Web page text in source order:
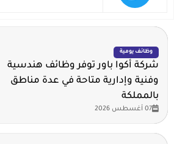
وظائف يومية
شركة أكوا باور توفر وظائف هندسية
وفنية وإدارية متاحة في عدة مناطق
بالمملكة
07 أغسطس 2026